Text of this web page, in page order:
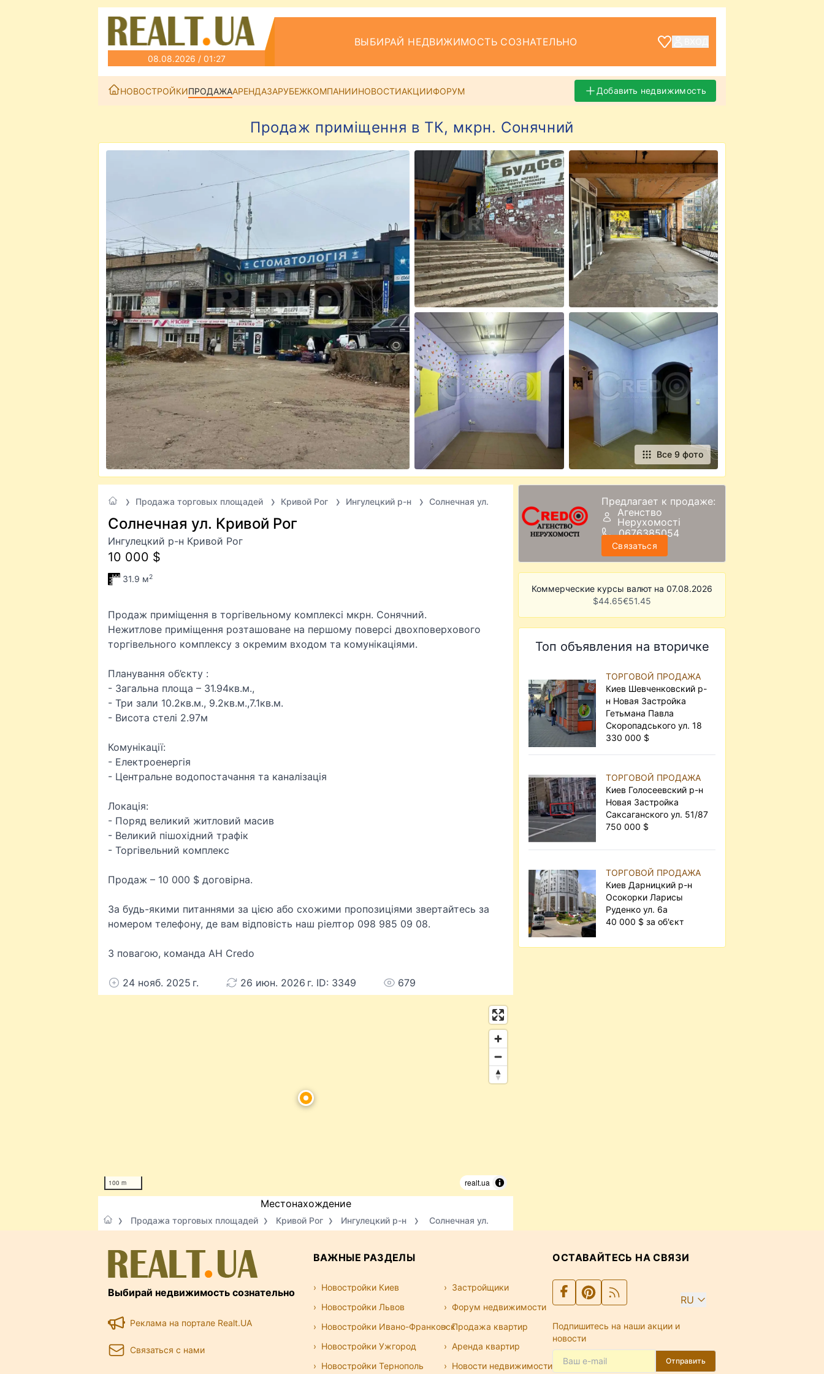
08.08.2026 / 01:27
ВЫБИРАЙ НЕДВИЖИМОСТЬ СОЗНАТЕЛЬНО
НОВОСТРОЙКИПРОДАЖААРЕНДАЗАРУБЕЖКОМПАНИИНОВОСТИАКЦИИФОРУМ Добавить недвижимость
Продаж приміщення в ТК, мкрн. Сонячний
Все 9 фото
Продажа торговых площадей Кривой Рог Ингулецкий р-н Солнечная ул.
Солнечная ул. Кривой Рог
Ингулецкий р-н Кривой Рог
10 000 $
31.9 м2
Продаж приміщення в торгівельному комплексі мкрн. Сонячний.
Нежитлове приміщення розташоване на першому поверсі двохповерхового
торгівельного комплексу з окремим входом та комунікаціями.
Планування об’єкту :
- Загальна площа – 31.94кв.м.,
- Три зали 10.2кв.м., 9.2кв.м.,7.1кв.м.
- Висота стелі 2.97м
Комунікації:
- Електроенергія
- Центральне водопостачання та каналізація
Локація:
- Поряд великий житловий масив
- Великий пішохідний трафік
- Торгівельний комплекс
Продаж – 10 000 $ договірна.
За будь-якими питаннями за цією або схожими пропозиціями звертайтесь за
номером телефону, де вам відповість наш ріелтор 098 985 09 08.
З повагою, команда АН Credo
24 нояб. 2025 г. 26 июн. 2026 г. ID: 3349 679
100 m realt.ua
Местонахождение
Продажа торговых площадей Кривой Рог Ингулецкий р-н Солнечная ул.
Предлагает к продаже:
Агенство
Нерухомості
0676385054
Связаться
Коммерческие курсы валют на 07.08.2026
$44.65€51.45
Топ объявления на вторичке
ТОРГОВОЙ ПРОДАЖА
Киев Шевченковский р-
н Новая Застройка
Гетьмана Павла
Скоропадського ул. 18
330 000 $
ТОРГОВОЙ ПРОДАЖА
Киев Голосеевский р-н
Новая Застройка
Саксаганского ул. 51/87
750 000 $
ТОРГОВОЙ ПРОДАЖА
Киев Дарницкий р-н
Осокорки Ларисы
Руденко ул. 6а
40 000 $ за об'єкт
Выбирай недвижимость сознательно
Реклама на портале Realt.UA
Связаться с нами
ВАЖНЫЕ РАЗДЕЛЫ
Новостройки Киев
Новостройки Львов
Новостройки Ивано-Франковск
Новостройки Ужгород
Новостройки Тернополь
Застройщики
Форум недвижимости
Продажа квартир
Аренда квартир
Новости недвижимости
ОСТАВАЙТЕСЬ НА СВЯЗИ
RU
Подпишитесь на наши акции и
новости
Отправить